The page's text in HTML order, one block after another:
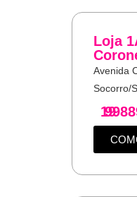
Loja
Avenida
Socorro/
19